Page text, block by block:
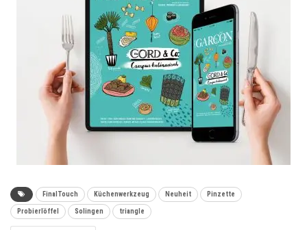
FinalTouch Küchenwerkzeug Neuheit Pinzette
Probierlöffel Solingen triangle